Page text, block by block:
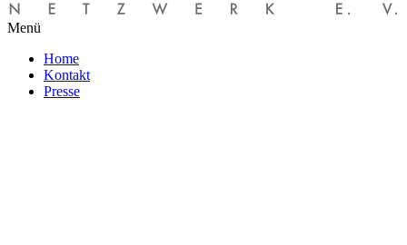
Menü
Home
Kontakt
Presse